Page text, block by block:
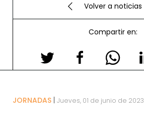
Volver a noticias
Compartir en:
JORNADAS Jueves, 01 de junio de 2023